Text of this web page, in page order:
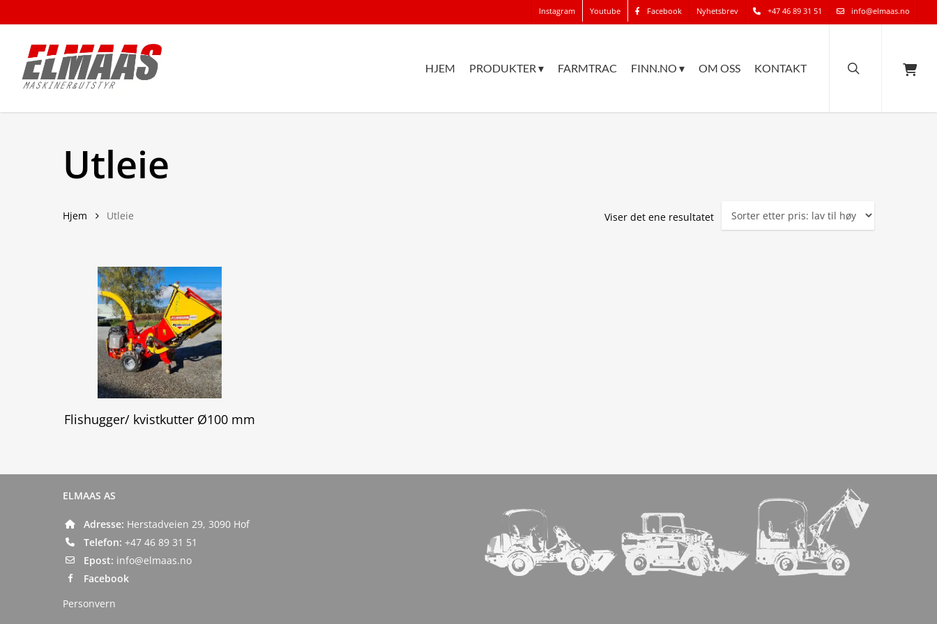
to
content
Instagram Youtube Facebook Nyhetsbrev +47 46 89 31 51 info@elmaas.no
HJEM PRODUKTER ▾ FARMTRAC FINN.NO ▾ OM OSS KONTAKT
Utleie
Viser det ene resultatet
Hjem Utleie
Flishugger/ kvistkutter Ø100 mm
ELMAAS AS
Adresse: Herstadveien 29, 3090 Hof
Telefon: +47 46 89 31 51
Epost: info@elmaas.no
Facebook
Personvern